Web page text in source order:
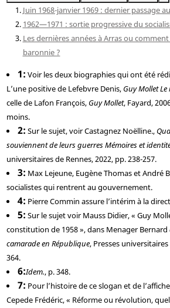
Juin 1968-janvier 1969 : dernier passage
1962—1971 : sortie progressive du
Les dernières années à Arras ou
baronnie ?
1 Voir les deux biographies qui ont été
L’une positive de LefebvreDenis, Guy Mollet Le
celle de Lafon François, Guy Mollet, Fayard,
moins.
2 Sur le sujet, voirCastagnezNoëlline.,
souviennent de leurs guerres Mémoires et
universitaires de Rennes, 2022, pp. 238-257.
3 Max Lejeune, Eugène Thomas et André
socialistes qui rentrent au gouvernement.
4 Pierre Commin assure l’intérim à la
5 Sur le sujet voirMaussDidier, « Guy
constitution de 1958 », dans MenagerBernard
camarade en République, Presses
364.
6 Idem., p. 348.
7 Pour l’histoire de ce slogan et de
CepedeFrédéric, « Réforme ou révolution,